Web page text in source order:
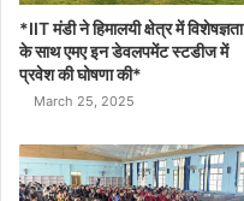
*IIT मंडी ने हिमालयी क्षेत्र में विशेषज्ञता
के साथ एमए इन डेवलपमेंट स्टडीज में
प्रवेश की घोषणा की*
March 25, 2025